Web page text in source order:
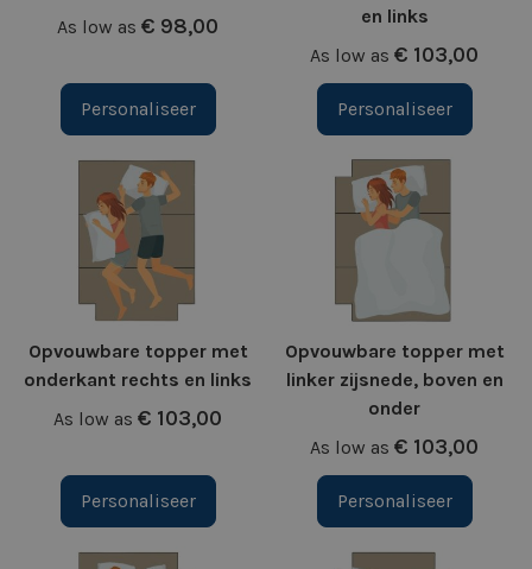
As low as € 98,00
Personaliseer
en links
As low as € 103,00
Personaliseer
Opvouwbare topper met
onderkant rechts en links
As low as € 103,00
Personaliseer
Opvouwbare topper met
linker zijsnede, boven en
onder
As low as € 103,00
Personaliseer